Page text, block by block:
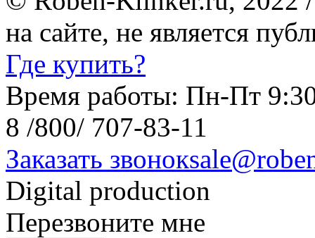
на сайте, не является
Где купить?
Время работы: Пн-Пт
8 /800/ 707-83-11
Заказать звонок
Digital production
Перезвоните мне